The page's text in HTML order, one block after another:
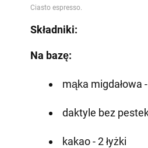
Składniki:
Na bazę:
mąka migdałowa -
daktyle bez
kakao - 2 łyżki